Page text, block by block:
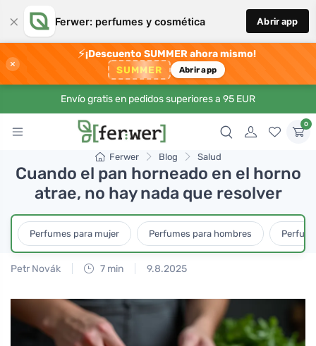
× Ferwer: perfumes y cosmética Abrir app
×
⚡¡Descuento SUMMER ahora mismo!
SUMMER Abrir app
Envío gratis en pedidos superiores a 95 EUR
0
Ferwer Blog Salud
Cuando el pan horneado en el horno
atrae, no hay nada que resolver
Perfumes para mujer Perfumes para hombres
Petr Novák 7 min 9.8.2025